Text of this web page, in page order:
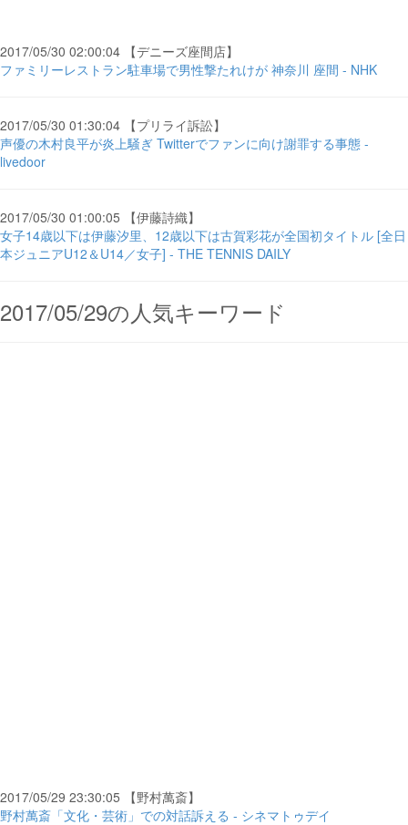
2017/05/30 02:00:04 【デニーズ座間店】
ファミリーレストラン駐車場で男性撃たれけが 神奈川 座間 - NHK
2017/05/30 01:30:04 【プリライ訴訟】
声優の木村良平が炎上騒ぎ Twitterでファンに向け謝罪する事態 -
livedoor
2017/05/30 01:00:05 【伊藤詩織】
女子14歳以下は伊藤汐里、12歳以下は古賀彩花が全国初タイトル [全日
本ジュニアU12＆U14／女子] - THE TENNIS DAILY
2017/05/29の人気キーワード
2017/05/29 23:30:05 【野村萬斎】
野村萬斎「文化・芸術」での対話訴える - シネマトゥデイ